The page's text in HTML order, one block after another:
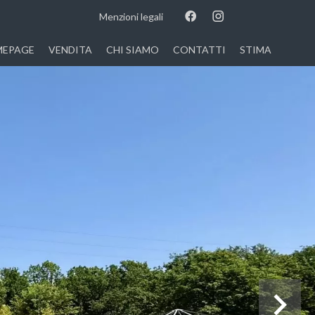
Menzioni legali
VENDITA CHI SIAMO CONTATTI STIMA